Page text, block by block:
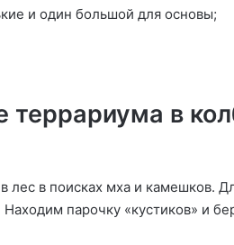
и один большой для основы;
террариума в
лес в поисках мха и камешков.
парочку «кустиков» и